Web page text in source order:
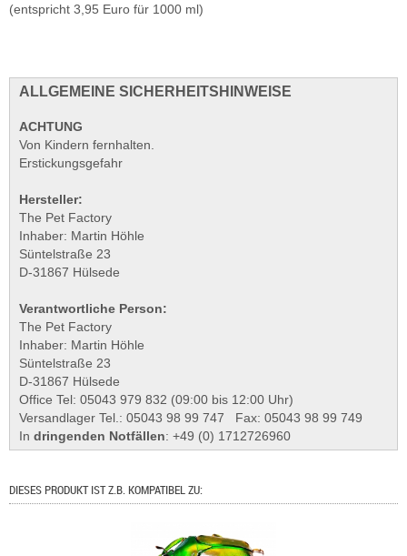
(entspricht 3,95 Euro für 1000 ml)
ALLGEMEINE SICHERHEITSHINWEISE
ACHTUNG
Von Kindern fernhalten.
Erstickungsgefahr
Hersteller:
The Pet Factory
Inhaber: Martin Höhle
Süntelstraße 23
D-31867 Hülsede
Verantwortliche Person:
The Pet Factory
Inhaber: Martin Höhle
Süntelstraße 23
D-31867 Hülsede
Office Tel: 05043 979 832 (09:00 bis 12:00 Uhr)
Versandlager Tel.: 05043 98 99 747 Fax: 05043 98 99 749
In dringenden Notfällen: +49 (0) 1712726960
DIESES PRODUKT IST Z.B. KOMPATIBEL ZU: